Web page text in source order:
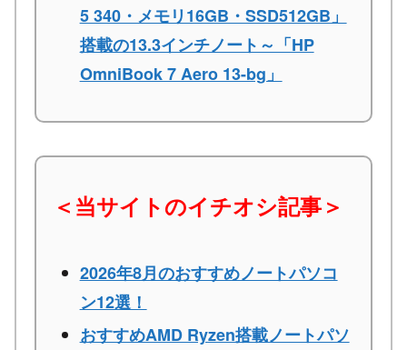
5 340・メモリ16GB・SSD512GB」
搭載の13.3インチノート～「HP
OmniBook 7 Aero 13-bg」
＜当サイトのイチオシ記事＞
2026年8月のおすすめノートパソコ
ン12選！
おすすめAMD Ryzen搭載ノートパソ